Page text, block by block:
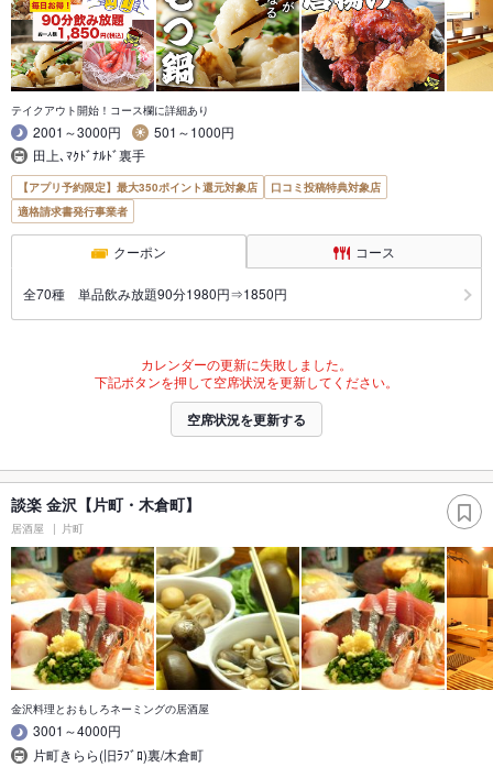
テイクアウト開始！コース欄に詳細あり
2001～3000円
501～1000円
田上､ﾏｸﾄﾞﾅﾙﾄﾞ裏手
【アプリ予約限定】最大350ポイント還元対象店
口コミ投稿特典対象店
適格請求書発行事業者
クーポン コース
全70種 単品飲み放題90分1980円⇒1850円
カレンダーの更新に失敗しました。
下記ボタンを押して空席状況を更新してください。
空席状況を更新する
談楽 金沢【片町・木倉町】
居酒屋 片町
金沢料理とおもしろネーミングの居酒屋
3001～4000円
片町きらら(旧ﾗﾌﾞﾛ)裏/木倉町